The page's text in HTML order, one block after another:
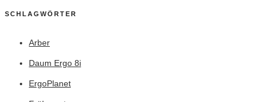
SCHLAGWÖRTER
Arber
Daum Ergo 8i
ErgoPlanet